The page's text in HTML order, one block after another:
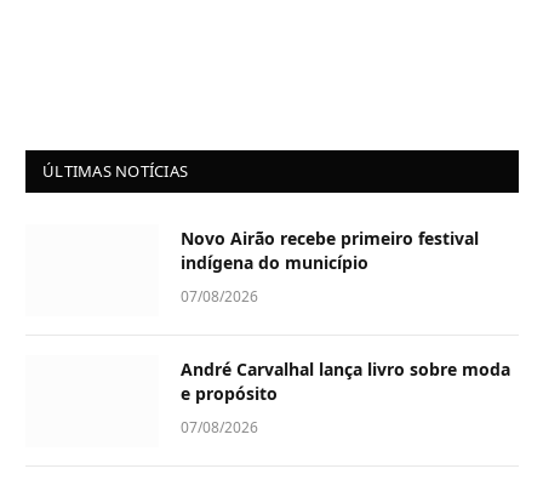
ÚLTIMAS NOTÍCIAS
Novo Airão recebe primeiro festival
indígena do município
07/08/2026
André Carvalhal lança livro sobre moda
e propósito
07/08/2026